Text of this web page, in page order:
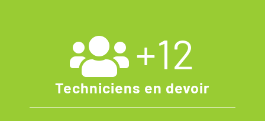
+12
Techniciens en devoir